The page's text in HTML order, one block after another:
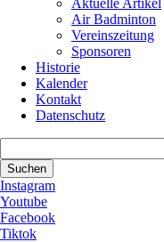
Aktuelle Artikel
Air Badminton
Vereinszeitung
Sponsoren
Historie
Kalender
Kontakt
Datenschutz
Suchen
Instagram
Youtube
Facebook
Tiktok